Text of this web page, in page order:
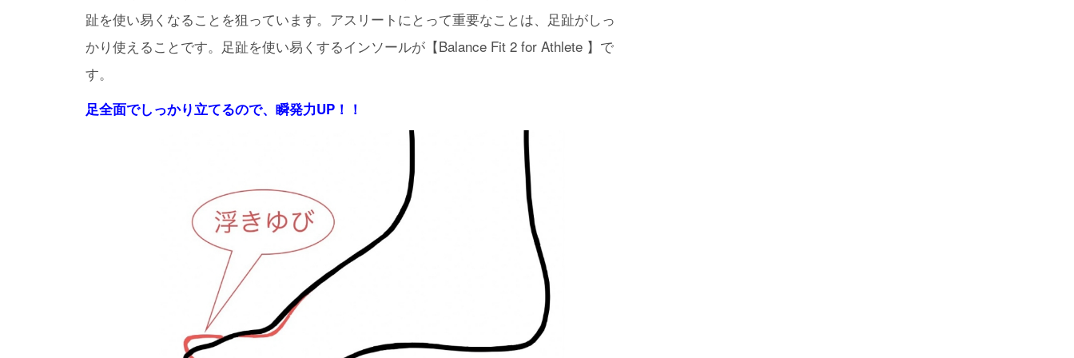
趾を使い易くなることを狙っています。アスリートにとって重要なことは、足趾がしっ
かり使えることです。足趾を使い易くするインソールが【Balance Fit 2 for Athlete 】で
す。
足全面でしっかり立てるので、瞬発力UP！！